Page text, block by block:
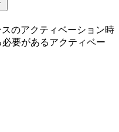
のアクティベーション時
要があるアクティベー